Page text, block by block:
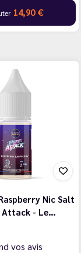
14,90 €
Nic Salt
Attack - Le…
vos avis